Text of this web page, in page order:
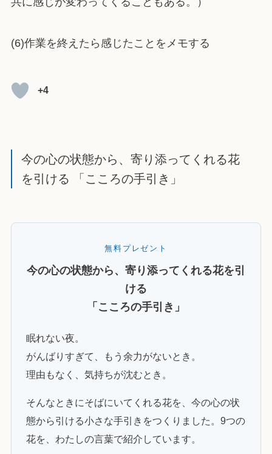
(6)作業を終えたら感じたことをメモする
+4
今の心の状態から、寄り添ってくれる花
を引ける 「こころの手引き」
無料プレゼント
今の心の状態から、寄り添ってくれる花を引
ける
「こころの手引き」
眠れない夜。
がんばりすぎて、もう余力がないとき。
理由もなく、気持ちが沈むとき。
そんなときにそばにいてくれる花を、今の心の状
態から引ける小さな手引きをつくりました。9つの
花を、わたしの言葉で紹介しています。